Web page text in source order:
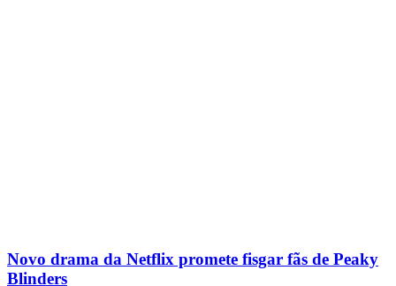
Novo drama da Netflix promete fisgar fãs de Peaky
Blinders